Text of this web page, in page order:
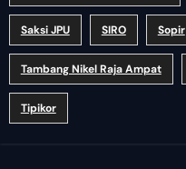
Saksi JPU SIRO Sopir
Tambang Nikel Raja Ampat
Tipikor